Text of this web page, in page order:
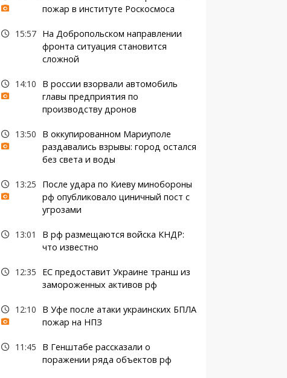
пожар в институте Роскосмоса
15:57
На Добропольском направлении
фронта ситуация становится
сложной
14:10
В россии взорвали автомобиль
главы предприятия по
производству дронов
13:50
В оккупированном Мариуполе
раздавались взрывы: город остался
без света и воды
13:25
После удара по Киеву минобороны
рф опубликовало циничный пост с
угрозами
13:01
В рф размещаются войска КНДР:
что известно
12:35
ЕС предоставит Украине транш из
замороженных активов рф
12:10
В Уфе после атаки украинских БПЛА
пожар на НПЗ
11:45
В Генштабе рассказали о
поражении ряда объектов рф